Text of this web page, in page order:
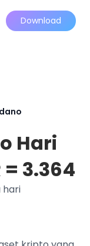
Download
Hari
= 3.364
hari